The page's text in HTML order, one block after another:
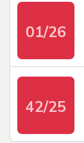
01/26
42/25